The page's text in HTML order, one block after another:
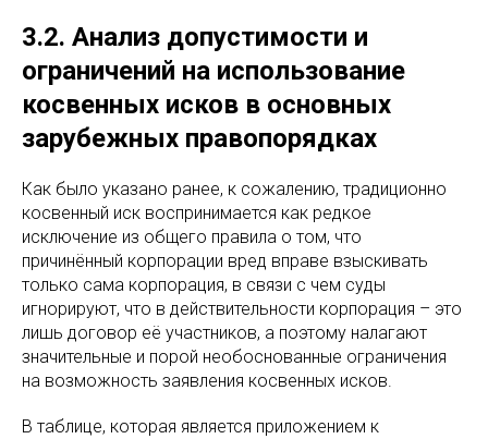
3.2. Анализ допустимости и
ограничений на использование
косвенных исков в основных
зарубежных правопорядках
Как было указано ранее, к сожалению, традиционно
косвенный иск воспринимается как редкое
исключение из общего правила о том, что
причинённый корпорации вред вправе взыскивать
только сама корпорация, в связи с чем суды
игнорируют, что в действительности корпорация – это
лишь договор её участников, а поэтому налагают
значительные и порой необоснованные ограничения
на возможность заявления косвенных исков.
В таблице, которая является приложением к